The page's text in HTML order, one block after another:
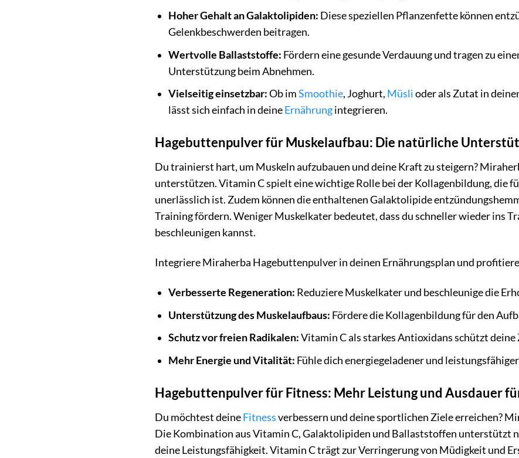
Hoher Gehalt an Galaktolipiden: Diese speziellen Pflanzenfette können
Gelenkbeschwerden beitragen.
Wertvolle Ballaststoffe: Fördern eine gesunde Verdauung und tragen zu
Unterstützung beim Abnehmen.
Vielseitig einsetzbar:Ob imSmoothie, Joghurt, Müslioder als Zutat in
lässt sich einfach in deineErnährungintegrieren.
Hagebuttenpulver für Muskelaufbau: Die natürliche
Du trainierst hart, um Muskeln aufzubauen und deine Kraft zu steigern?
unterstützen. Vitamin C spielt eine wichtige Rolle bei der Kollagenbildung, die
unerlässlich ist. Zudem können die enthaltenen Galaktolipide
Training fördern. Weniger Muskelkater bedeutet, dass du schneller wieder ins
beschleunigen kannst.
Integriere Miraherba Hagebuttenpulver in deinen Ernährungsplan und
Verbesserte Regeneration: Reduziere Muskelkater und beschleunige die
Unterstützung des Muskelaufbaus: Fördere die Kollagenbildung für den
Schutz vor freien Radikalen:Vitamin C als starkes Antioxidans schützt
Mehr Energie und Vitalität: Fühle dich energiegeladener und
Hagebuttenpulver für Fitness: Mehr Leistung und Ausdauer
Du möchtest deineFitnessverbessern und deine sportlichen Ziele erreichen?
Die Kombination aus Vitamin C, Galaktolipiden und Ballaststoffen unterstützt
deine Leistungsfähigkeit. Vitamin C trägt zur Verringerung von Müdigkeit und